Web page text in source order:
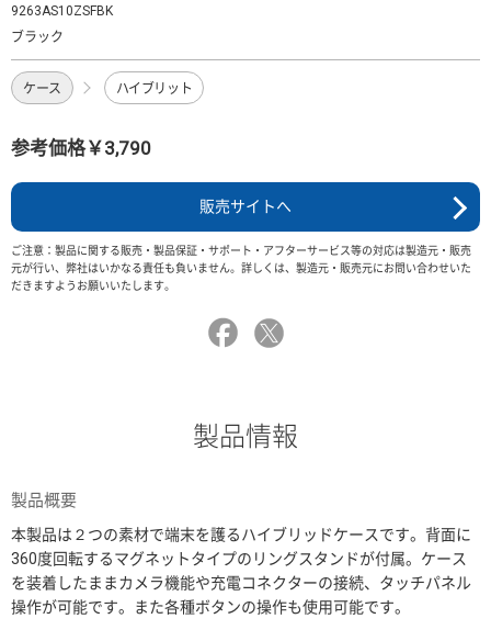
9263AS10ZSFBK
ブラック
ケース ハイブリット
参考価格￥3,790
販売サイトへ
ご注意：製品に関する販売・製品保証・サポート・アフターサービス等の対応は製造元・販売
元が行い、弊社はいかなる責任も負いません。詳しくは、製造元・販売元にお問い合わせいた
だきますようお願いいたします。
製品情報
製品概要
本製品は２つの素材で端末を護るハイブリッドケースです。背面に
360度回転するマグネットタイプのリングスタンドが付属。ケース
を装着したままカメラ機能や充電コネクターの接続、タッチパネル
操作が可能です。また各種ボタンの操作も使用可能です。